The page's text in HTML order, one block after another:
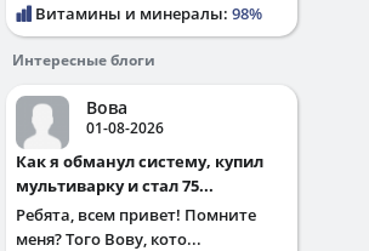
Витамины и минералы: 98%
Интересные блоги
Вова
01-08-2026
Как я обманул систему, купил
мультиварку и стал 75...
Ребята, всем привет! Помните
меня? Того Вову, кото...